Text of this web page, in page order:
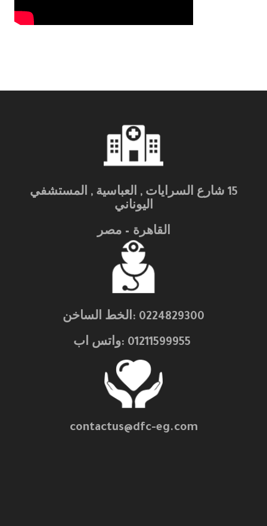
15 شارع السرايات , العباسية , المستشفي
اليوناني
القاهرة – مصر
0224829300 :الخط الساخن
contactus@dfc-eg.com